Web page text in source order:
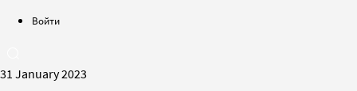
Войти
31 January 2023